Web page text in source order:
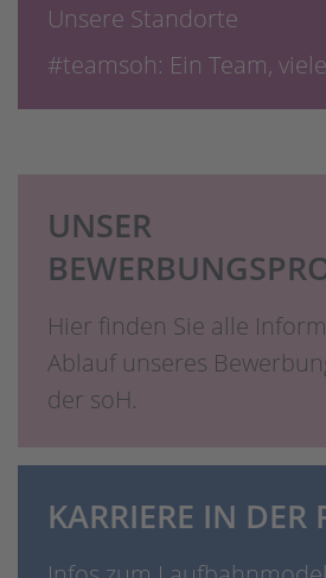
Unsere Standorte
#teamsoh: Ein Team,
UNSER
Hier finden Sie alle
Ablauf unseres
der soH.
KARRIERE IN DER